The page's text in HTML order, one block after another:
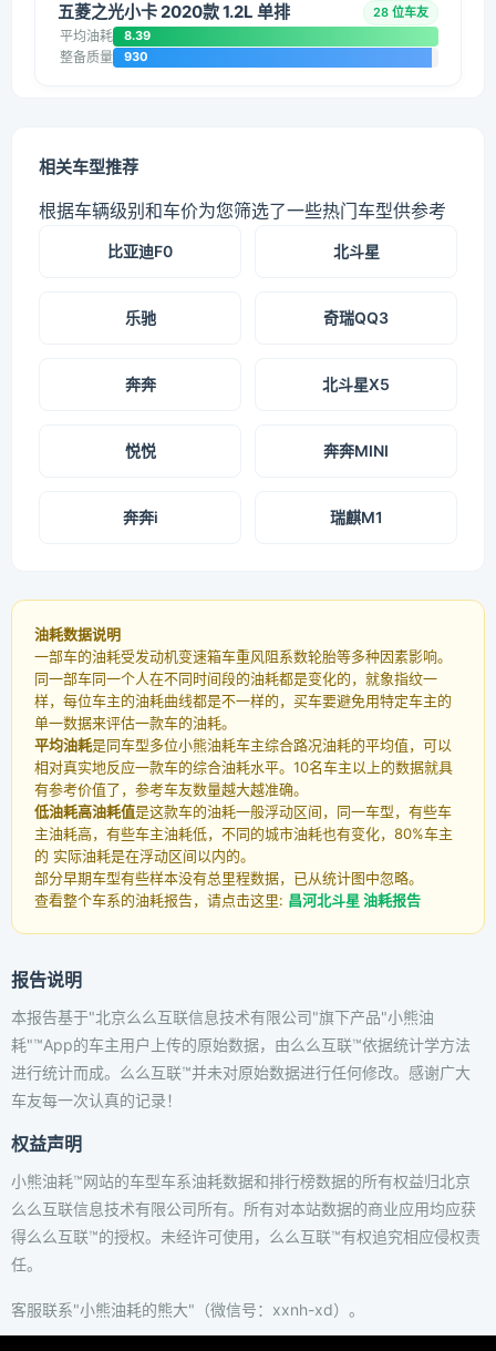
五菱之光小卡 2020款 1.2L 单排 28 位车友
平均油耗 8.39
整备质量 930
相关车型推荐
根据车辆级别和车价为您筛选了一些热门车型供参考
比亚迪F0 北斗星
乐驰 奇瑞QQ3
奔奔 北斗星X5
悦悦 奔奔MINI
奔奔i 瑞麒M1
油耗数据说明
一部车的油耗受发动机变速箱车重风阻系数轮胎等多种因素影响。
同一部车同一个人在不同时间段的油耗都是变化的，就象指纹一
样，每位车主的油耗曲线都是不一样的，买车要避免用特定车主的
单一数据来评估一款车的油耗。
平均油耗是同车型多位小熊油耗车主综合路况油耗的平均值，可以
相对真实地反应一款车的综合油耗水平。10名车主以上的数据就具
有参考价值了，参考车友数量越大越准确。
低油耗高油耗值是这款车的油耗一般浮动区间，同一车型，有些车
主油耗高，有些车主油耗低，不同的城市油耗也有变化，80%车主
的 实际油耗是在浮动区间以内的。
部分早期车型有些样本没有总里程数据，已从统计图中忽略。
查看整个车系的油耗报告，请点击这里: 昌河北斗星 油耗报告
报告说明
本报告基于"北京么么互联信息技术有限公司"旗下产品"小熊油
耗"™App的车主用户上传的原始数据，由么么互联™依据统计学方法
进行统计而成。么么互联™并未对原始数据进行任何修改。感谢广大
车友每一次认真的记录！
权益声明
小熊油耗™网站的车型车系油耗数据和排行榜数据的所有权益归北京
么么互联信息技术有限公司所有。所有对本站数据的商业应用均应获
得么么互联™的授权。未经许可使用，么么互联™有权追究相应侵权责
任。
客服联系"小熊油耗的熊大"（微信号：xxnh-xd）。